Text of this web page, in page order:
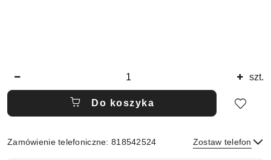
szt.
Do koszyka
Zamówienie telefoniczne: 818542524 Zostaw telefon